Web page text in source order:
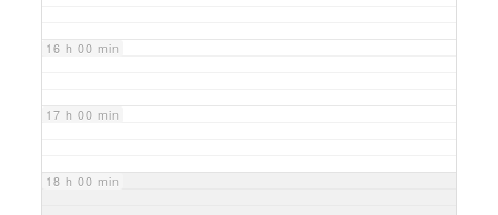
16 h 00 min
17 h 00 min
18 h 00 min